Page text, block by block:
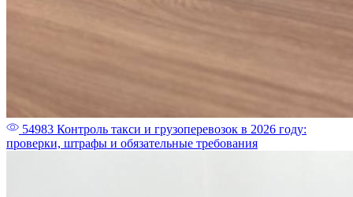
54983 Контроль такси и грузоперевозок в 2026 году:
проверки, штрафы и обязательные требования